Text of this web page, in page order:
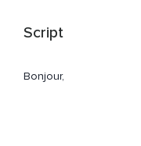
Script
Bonjour,
Je m'appelle Laurie